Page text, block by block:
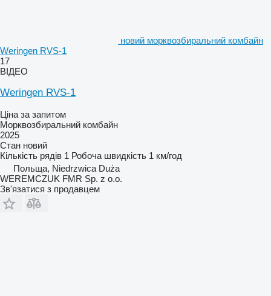
новий морквозбиральний комбайн
Weringen RVS-1
17
ВІДЕО
Weringen RVS-1
Ціна за запитом
Морквозбиральний комбайн
2025
Стан новий
Кількість рядів 1 Робоча швидкість 1 км/год
Польща, Niedrzwica Duża
WEREMCZUK FMR Sp. z o.o.
Зв'язатися з продавцем